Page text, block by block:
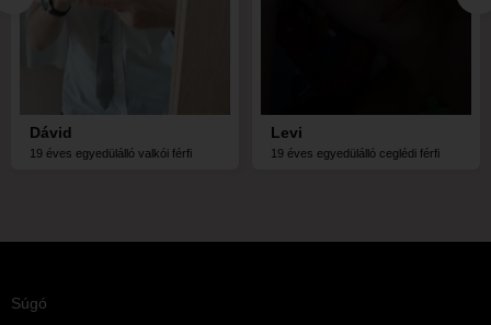
Dávid
19 éves egyedülálló valkói férfi
Levi
19 éves egyedülálló ceglédi férfi
Súgó